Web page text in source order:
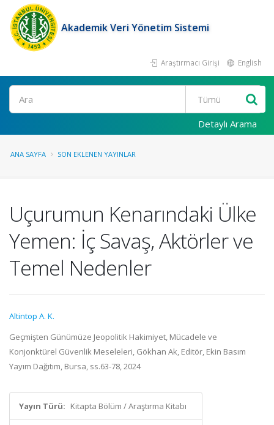
Akademik Veri Yönetim Sistemi
Araştırmacı Girişi English
Ara
Detaylı Arama
ANA SAYFA SON EKLENEN YAYINLAR
Uçurumun Kenarındaki Ülke
Yemen: İç Savaş, Aktörler ve
Temel Nedenler
Altintop A. K.
Geçmişten Günümüze Jeopolitik Hakimiyet, Mücadele ve
Konjonktürel Güvenlik Meseleleri, Gökhan Ak, Editör, Ekin Basım
Yayım Dağıtım, Bursa, ss.63-78, 2024
Yayın Türü: Kitapta Bölüm / Araştırma Kitabı